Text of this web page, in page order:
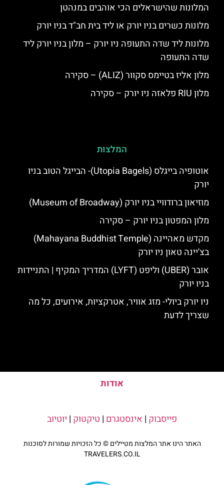
המלונות שהישראלים הכי אוהבים במנהטן
מלונות כשרים בניו יורק או ליד בית חב"ד בניו יורק
מלונות ליד שדה התעופה ניו יורק – מלון בניו יורק ליד
שדה התעופה
מלון אליז בטיימס סקוור (ALIZ) – סקירה
מלון RIU פלאזה ניו יורק – סקירה
המלצות
אוטופיה בייגלס (Utopia Bagels)- הבייגל הטוב בניו
יורק
מוזיאון ברודוויי בניו יורק (Museum of Broadway)
מלון המפטון בניו יורק – סקירה
מקדש מאהיינה (Mahayana Buddhist Temple)
בצ'יינה טאון ניו יורק
אובר (UBER) וליפט (LYFT) המדריך המקיף | התניידות
בניו יורק
ניו יורק ביולי- מזג אוויר, אטרקציות, אירועים, כל מה
שצריך לדעת
אודות
פייסבוק | אינסטגרם | טיקטוק | יוטיוב
האתר הינו אתר המלצות מטיילים © כל הזכויות שמורות לסוכנות
TRAVELERS.CO.IL